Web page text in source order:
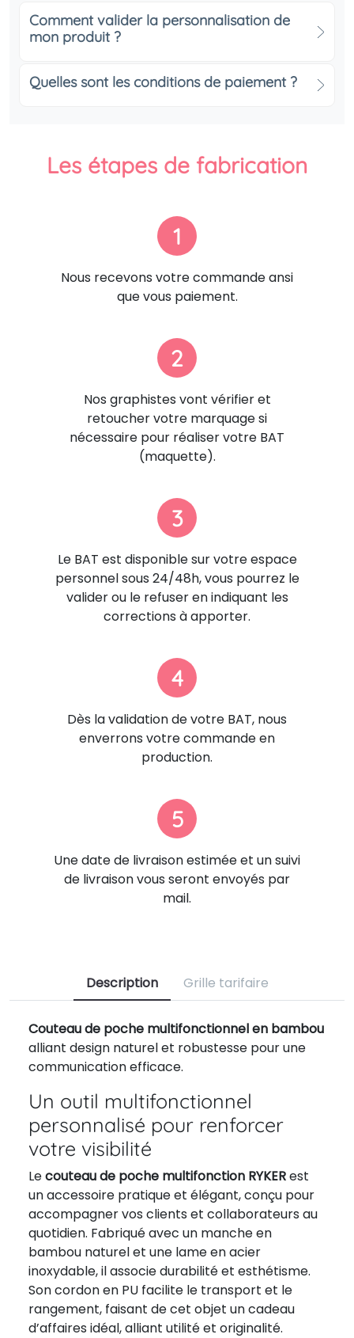
Comment valider la personnalisation de
mon produit ?
Quelles sont les conditions de paiement ?
Les étapes de fabrication
1
Nous recevons votre commande ansi
que vous paiement.
2
Nos graphistes vont vérifier et
retoucher votre marquage si
nécessaire pour réaliser votre BAT
(maquette).
3
Le BAT est disponible sur votre espace
personnel sous 24/48h, vous pourrez le
valider ou le refuser en indiquant les
corrections à apporter.
4
Dès la validation de votre BAT, nous
enverrons votre commande en
production.
5
Une date de livraison estimée et un suivi
de livraison vous seront envoyés par
mail.
Description Grille tarifaire
Couteau de poche multifonctionnel en bambou
alliant design naturel et robustesse pour une
communication efficace.
Un outil multifonctionnel
personnalisé pour renforcer
votre visibilité
Lecouteau de poche multifonction RYKERest
un accessoire pratique et élégant, conçu pour
accompagner vos clients et collaborateurs au
quotidien. Fabriqué avec un manche en
bambou naturel et une lame en acier
inoxydable, il associe durabilité et esthétisme.
Son cordon en PU facilite le transport et le
rangement, faisant de cet objet un cadeau
d’affaires idéal, alliant utilité et originalité.